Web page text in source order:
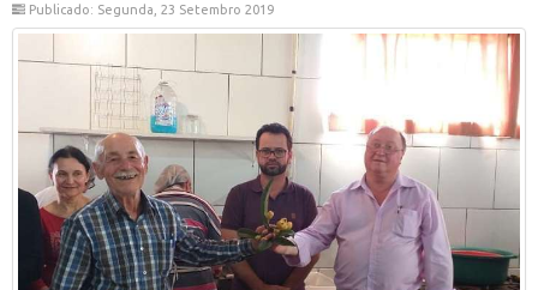
Publicado: Segunda, 23 Setembro 2019